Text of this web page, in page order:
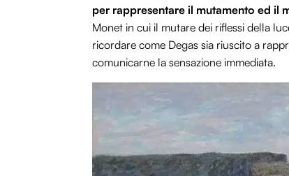
per rappresentare il mutamento ed il
Monet in cui il mutare dei riflessi della
ricordare come Degas sia riuscito a
comunicarne la sensazione immediata.